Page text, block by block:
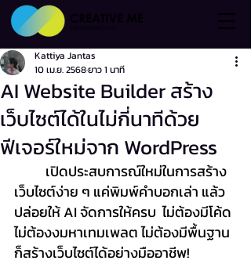
AI Website Builder สร้าง
เว็บไซต์ได้ในไม่กี่นาทีด้วย
ฟีเจอร์ใหม่จาก WordPress
Kattiya Jantas
10 เม.ย. 2568ยาว 1 นาที
เว็บไซต์ง่าย ๆ แค่พิมพ์คำบอกเล่า แล้ว
ปล่อยให้ AI จัดการให้ครบ  ไม่ต้องมีโค้ด
ไม่ต้องงมหาเทมเพลต ไม่ต้องมีพื้นฐาน
ก็สร้างเว็บไซต์ได้อย่างมืออาชีพ!